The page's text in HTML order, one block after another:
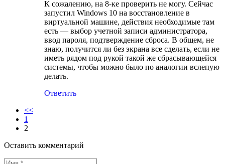
К сожалению, на 8-ке проверить не могу. Сейчас
запустил Windows 10 на восстановление в
виртуальной машине, действия необходимые там
есть — выбор учетной записи администратора,
ввод пароля, подтверждение сброса. В общем, не
знаю, получится ли без экрана все сделать, если не
иметь рядом под рукой такой же сбрасывающейся
системы, чтобы можно было по аналогии вслепую
делать.
Ответить
<<
1
2
Оставить комментарий